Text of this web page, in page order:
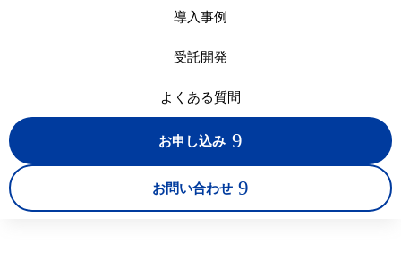
導入事例
受託開発
よくある質問
9
お申し込み
9
お問い合わせ